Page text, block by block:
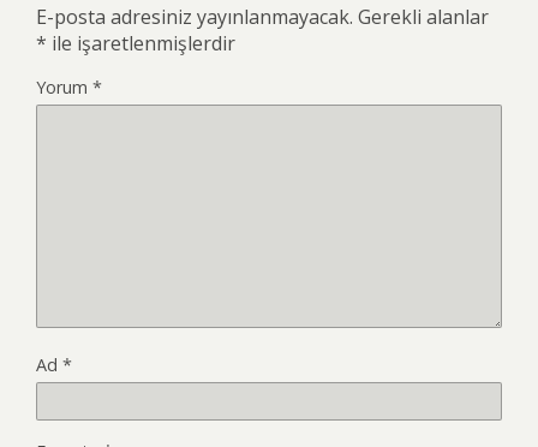
E-posta adresiniz yayınlanmayacak. Gerekli alanlar
* ile işaretlenmişlerdir
Yorum *
Ad *